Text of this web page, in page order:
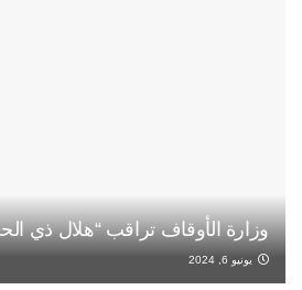
وزارة الأوقاف تراقب “هلال ذي
يونيو 6, 2024